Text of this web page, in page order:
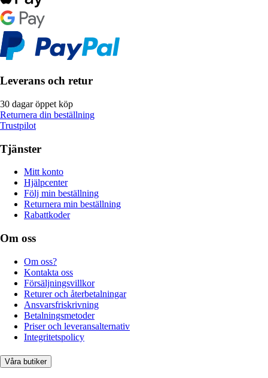
Leverans och retur
30 dagar öppet köp
Returnera din beställning
Trustpilot
Tjänster
Mitt konto
Hjälpcenter
Följ min beställning
Returnera min beställning
Rabattkoder
Om oss
Om oss?
Kontakta oss
Försäljningsvillkor
Returer och återbetalningar
Ansvarsfriskrivning
Betalningsmetoder
Priser och leveransalternativ
Integritetspolicy
Våra butiker